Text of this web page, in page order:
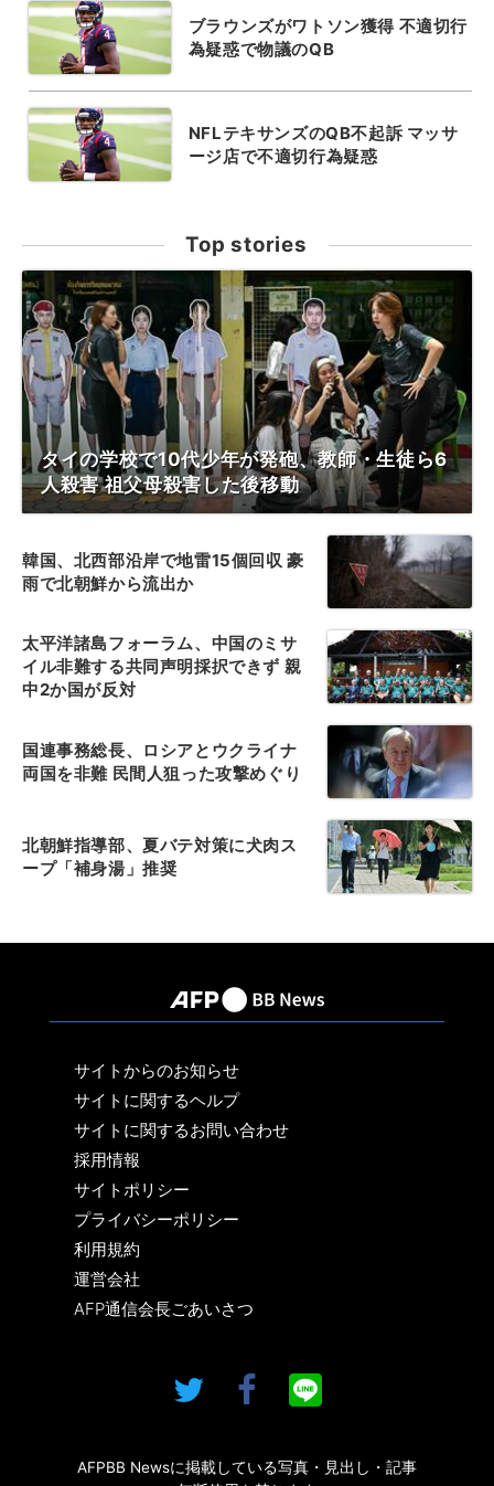
ブラウンズがワトソン獲得 不適切行
為疑惑で物議のQB
NFLテキサンズのQB不起訴 マッサ
ージ店で不適切行為疑惑
Top stories
タイの学校で10代少年が発砲、教師・生徒ら6
人殺害 祖父母殺害した後移動
韓国、北西部沿岸で地雷15個回収 豪
雨で北朝鮮から流出か
太平洋諸島フォーラム、中国のミサ
イル非難する共同声明採択できず 親
中2か国が反対
国連事務総長、ロシアとウクライナ
両国を非難 民間人狙った攻撃めぐり
北朝鮮指導部、夏バテ対策に犬肉ス
ープ「補身湯」推奨
サイトからのお知らせ
サイトに関するヘルプ
サイトに関するお問い合わせ
採用情報
サイトポリシー
プライバシーポリシー
利用規約
運営会社
AFP通信会長ごあいさつ
AFPBB Newsに掲載している写真・見出し・記事